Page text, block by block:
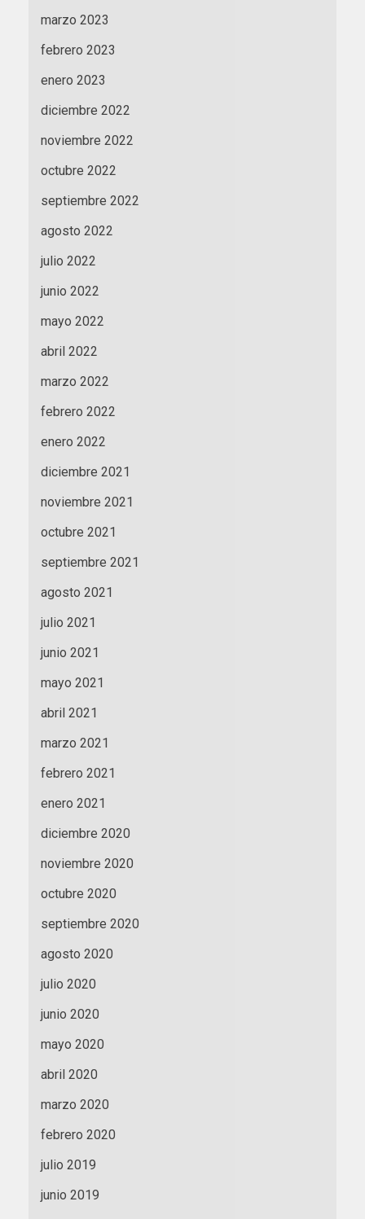
marzo 2023
febrero 2023
enero 2023
diciembre 2022
noviembre 2022
octubre 2022
septiembre 2022
agosto 2022
julio 2022
junio 2022
mayo 2022
abril 2022
marzo 2022
febrero 2022
enero 2022
diciembre 2021
noviembre 2021
octubre 2021
septiembre 2021
agosto 2021
julio 2021
junio 2021
mayo 2021
abril 2021
marzo 2021
febrero 2021
enero 2021
diciembre 2020
noviembre 2020
octubre 2020
septiembre 2020
agosto 2020
julio 2020
junio 2020
mayo 2020
abril 2020
marzo 2020
febrero 2020
julio 2019
junio 2019